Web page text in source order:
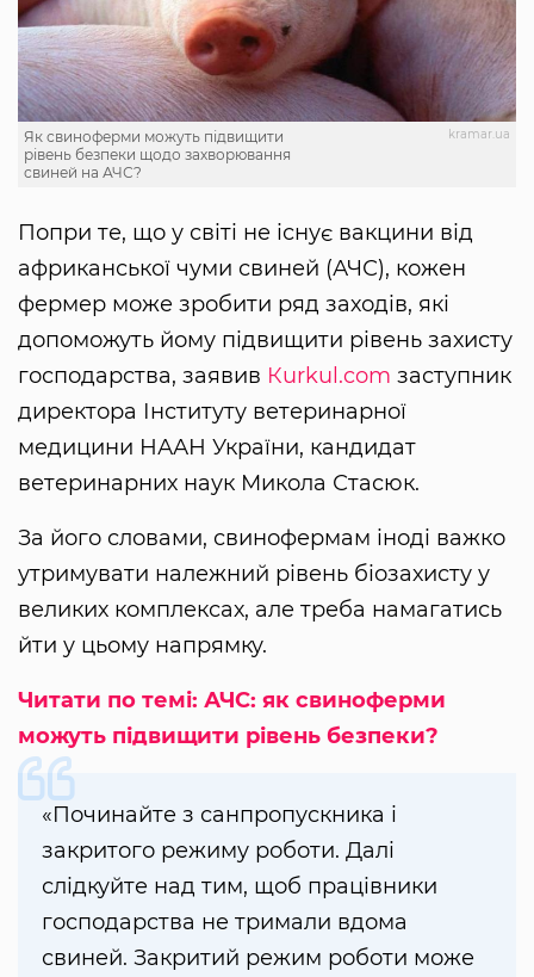
kramar.ua
Як свиноферми можуть підвищити
рівень безпеки щодо захворювання
свиней на АЧС?
Попри те, що у світі не існує вакцини від
африканської чуми свиней (АЧС), кожен
фермер може зробити ряд заходів, які
допоможуть йому підвищити рівень захисту
господарства, заявив Кurkul.com заступник
директора Інституту ветеринарної
медицини НААН України, кандидат
ветеринарних наук Микола Стасюк.
За його словами, свинофермам іноді важко
утримувати належний рівень біозахисту у
великих комплексах, але треба намагатись
йти у цьому напрямку.
Читати по темі: АЧС: як свиноферми
можуть підвищити рівень безпеки?
«Починайте з санпропускника і
закритого режиму роботи. Далі
слідкуйте над тим, щоб працівники
господарства не тримали вдома
свиней. Закритий режим роботи може